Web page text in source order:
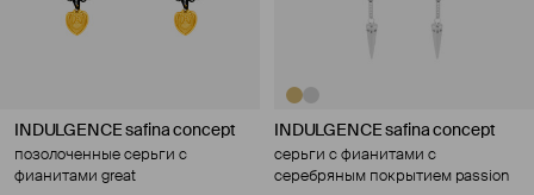
INDULGENCE safina concept
позолоченные серьги с
фианитами great
INDULGENCE safina concept
серьги с фианитами с
серебряным покрытием passion